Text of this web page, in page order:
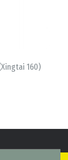
160)